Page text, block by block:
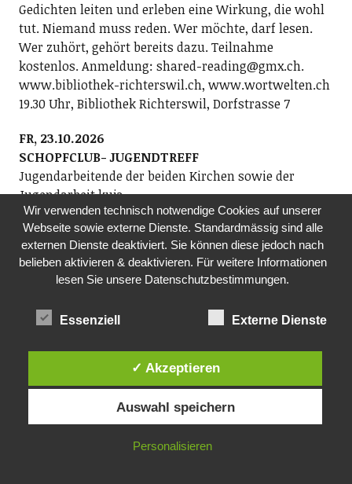
Gedichten leiten und erleben eine Wirkung, die wohl
tut. Niemand muss reden. Wer möchte, darf lesen.
Wer zuhört, gehört bereits dazu. Teilnahme
kostenlos. Anmeldung: shared-reading@gmx.ch.
www.bibliothek-richterswil.ch, www.wortwelten.ch
19.30 Uhr, Bibliothek Richterswil, Dorfstrasse 7
FR, 23.10.2026
SCHOPFCLUB- JUGENDTREFF
Jugendarbeitende der beiden Kirchen sowie der
Jugendarbeit kuja
Am Freitagabend nichts vor? Der Schopfclub bietet
Jugendlichen der Sekundarstufe einen Jugendtreff.
Ob Musik hören, einen Film schauen oder einfach nur
abhängen – du entscheidest, was du machen willst.
Komm vorbei und nimm deine Freunde mit!
19.00 Uhr, im ehemaligen Kindergarten Rosengarten
Danceparty Ü40 mit den besten Tanz-Tracks querbeet
von den 1950-2026 (weitere Infos: www.tanzraus.ch)
Wir verwenden technisch notwendige Cookies auf unserer
Webseite sowie externe Dienste. Standardmässig sind alle
externen Dienste deaktiviert. Sie können diese jedoch nach
belieben aktivieren & deaktivieren. Für weitere Informationen
lesen Sie unsere Datenschutzbestimmungen.
Essenziell Externe Dienste
✓ Akzeptieren
Auswahl speichern
Personalisieren